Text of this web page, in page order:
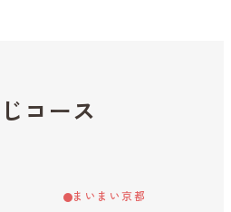
コース
まいまい京都